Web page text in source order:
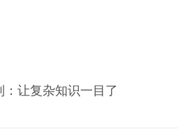
让复杂知识一目了